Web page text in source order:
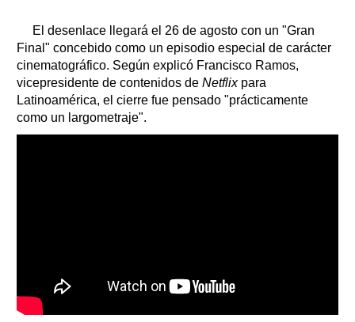
El desenlace llegará el 26 de agosto con un "Gran
Final" concebido como un episodio especial de carácter
cinematográfico. Según explicó Francisco Ramos,
vicepresidente de contenidos de Netflixpara
Latinoamérica, el cierre fue pensado "prácticamente
como un largometraje".